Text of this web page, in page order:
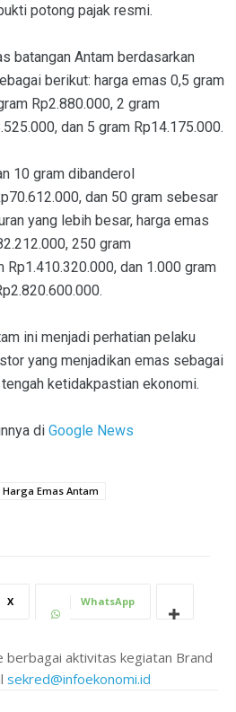
potong pajak resmi.
batangan Antam berdasarkan
berikut: harga emas 0,5 gram
Rp2.880.000, 2 gram
dan 5 gram Rp14.175.000.
10 gram dibanderol
dan 50 gram sebesar
yang lebih besar, harga emas
250 gram
Rp1.410.320.000, dan 1.000 gram
ini menjadi perhatian pelaku
yang menjadikan emas sebagai
ketidakpastian ekonomi.
di Google News
Harga Emas Antam
X WhatsApp
berbagai aktivitas kegiatan Brand
sekred@infoekonomi.id